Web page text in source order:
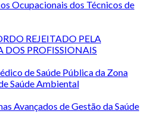
Ocupacionais dos Técnicos de
REJEITADO PELA
PROFISSIONAIS
de Saúde Pública da Zona
Saúde Ambiental
Avançados de Gestão da Saúde